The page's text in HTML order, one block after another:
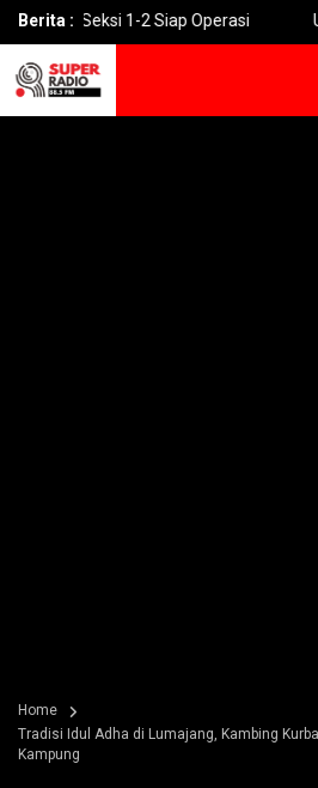
Berita :
1-2 Siap Operasi UNGU Rilis
Home
Tradisi Idul Adha di Lumajang, Kambing
Kampung